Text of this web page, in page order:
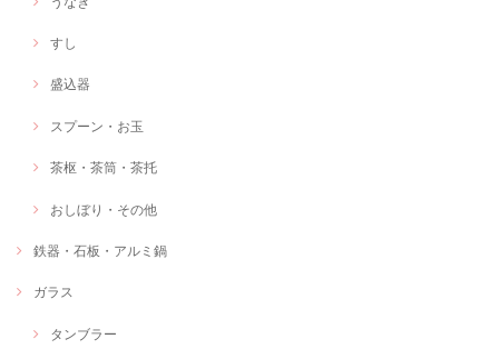
すし
盛込器
スプーン・お玉
茶枢・茶筒・茶托
おしぼり・その他
鉄器・石板・アルミ鍋
ガラス
タンブラー